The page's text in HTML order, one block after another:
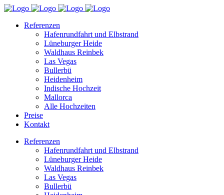
Referenzen
Hafenrundfahrt und Elbstrand
Lüneburger Heide
Waldhaus Reinbek
Las Vegas
Bullerbü
Heidenheim
Indische Hochzeit
Mallorca
Alle Hochzeiten
Preise
Kontakt
Referenzen
Hafenrundfahrt und Elbstrand
Lüneburger Heide
Waldhaus Reinbek
Las Vegas
Bullerbü